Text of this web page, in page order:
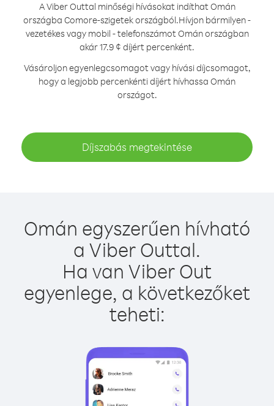
A Viber Outtal minőségi hívásokat indíthat Omán
országba Comore-szigetek országból.Hívjon bármilyen -
vezetékes vagy mobil - telefonszámot Omán országban
akár 17.9 ¢ díjért percenként.
Vásároljon egyenlegcsomagot vagy hívási díjcsomagot,
hogy a legjobb percenkénti díjért hívhassa Omán
országot.
Díjszabás megtekintése
Omán egyszerűen hívható
a Viber Outtal.
Ha van Viber Out
egyenlege, a következőket
teheti: